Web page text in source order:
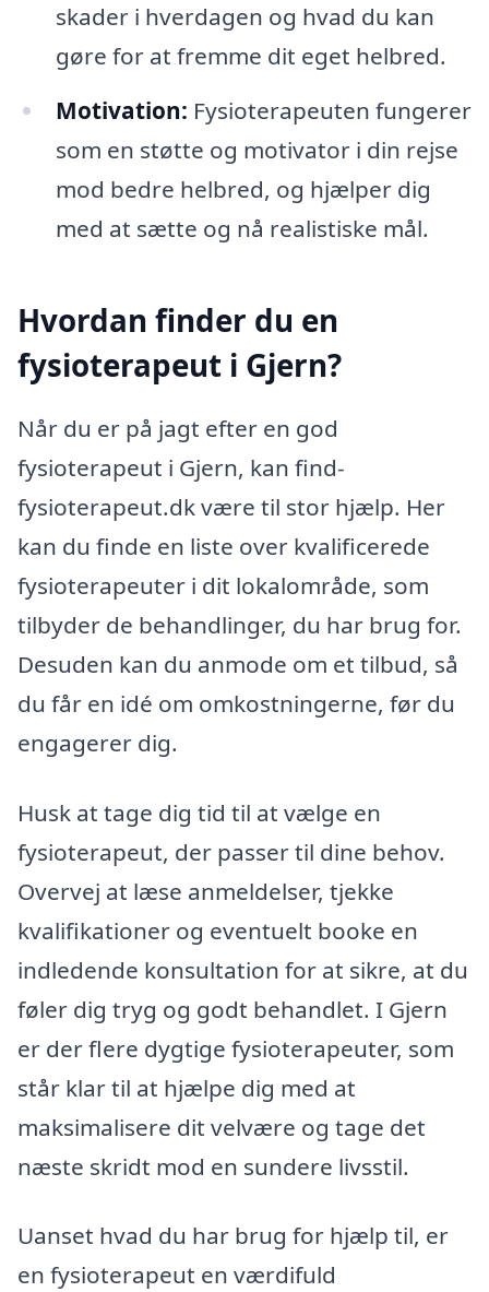
skader i hverdagen og hvad du kan
gøre for at fremme dit eget helbred.
Motivation: Fysioterapeuten fungerer
som en støtte og motivator i din rejse
mod bedre helbred, og hjælper dig
med at sætte og nå realistiske mål.
Hvordan finder du en
fysioterapeut i Gjern?
Når du er på jagt efter en god
fysioterapeut i Gjern, kan find-
fysioterapeut.dk være til stor hjælp. Her
kan du finde en liste over kvalificerede
fysioterapeuter i dit lokalområde, som
tilbyder de behandlinger, du har brug for.
Desuden kan du anmode om et tilbud, så
du får en idé om omkostningerne, før du
engagerer dig.
Husk at tage dig tid til at vælge en
fysioterapeut, der passer til dine behov.
Overvej at læse anmeldelser, tjekke
kvalifikationer og eventuelt booke en
indledende konsultation for at sikre, at du
føler dig tryg og godt behandlet. I Gjern
er der flere dygtige fysioterapeuter, som
står klar til at hjælpe dig med at
maksimalisere dit velvære og tage det
næste skridt mod en sundere livsstil.
Uanset hvad du har brug for hjælp til, er
en fysioterapeut en værdifuld